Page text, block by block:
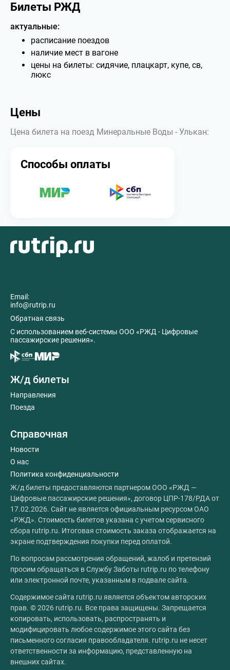
Билеты РЖД
актуальные:
расписание поездов
наличие мест в вагоне
цены на билеты: сидячие, плацкарт, купе, св,
люкс
Цены
Цена билета на поезд Минеральные Воды - Улькан:
Способы оплаты
Email:
info@rutrip.ru
Обратная связь
C использованием веб-системы ООО «РЖД - Цифровые
пассажирские решения».
Ж/д билеты
Направления
Поезда
Справочная
Новости
О нас
Политика конфиденциальности
Ж/д билеты предоставляются партнером ООО «РЖД —
Цифровые пассажирские решения», договор ЦПР-178/РДА от
17.02.2026. Сайт не является официальным ресурсом ОАО
«РЖД». Стоимость билетов указана с учетом сервисного
сбора rutrip.ru. Итоговая стоимость заказа отображается на
экране подтверждения покупки перед оплатой.
По вопросам рассмотрения обращений, жалоб и претензий
просим обращаться в Службу Заботы rutrip.ru по телефону
или электронной почте, указанным в подвале сайта.
Содержимое сайта rutrip.ru является объектом авторских
прав. © 2026 rutrip.ru. Все права защищены. Запрещается
копировать, использовать, распространять и
модифицировать любое содержимое этого сайта без
письменного согласия правообладателя. rutrip.ru не несет
ответственности за информацию, представленную на
внешних сайтах.